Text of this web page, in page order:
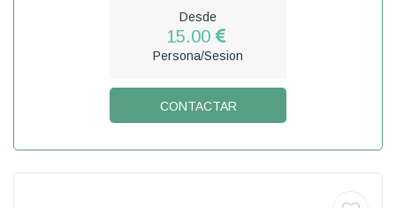
Desde
15.00
Persona/Sesion
CONTACTAR